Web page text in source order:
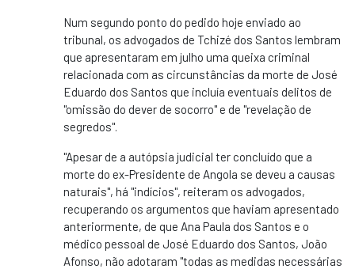
Num segundo ponto do pedido hoje enviado ao
tribunal, os advogados de Tchizé dos Santos lembram
que apresentaram em julho uma queixa criminal
relacionada com as circunstâncias da morte de José
Eduardo dos Santos que incluía eventuais delitos de
"omissão do dever de socorro" e de "revelação de
segredos".
"Apesar de a autópsia judicial ter concluído que a
morte do ex-Presidente de Angola se deveu a causas
naturais", há "indícios", reiteram os advogados,
recuperando os argumentos que haviam apresentado
anteriormente, de que Ana Paula dos Santos e o
médico pessoal de José Eduardo dos Santos, João
Afonso, não adotaram "todas as medidas necessárias